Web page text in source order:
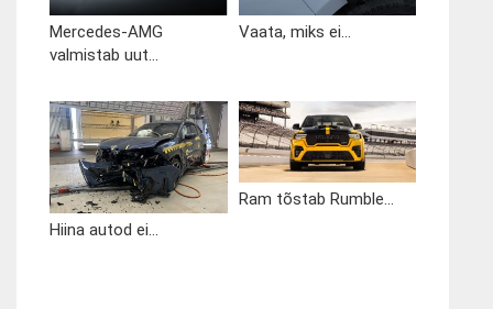
Mercedes-AMG
valmistab uut...
Vaata, miks ei...
Hiina autod ei...
Ram tõstab Rumble...